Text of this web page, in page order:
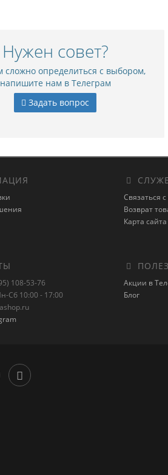
Нужен совет?
сложно определиться с выбором,
напишите нам в Телеграм
Задать вопрос
Связаться
Возврат
Карта сайта
108-53-76
Сб 10:00 - 17:00
Акции в
Блог